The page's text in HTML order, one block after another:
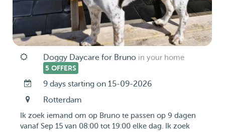
Doggy Daycare for Bruno in your home
5 OFFERS
9 days starting on 15-09-2026
Rotterdam
Ik zoek iemand om op Bruno te passen op 9 dagen
vanaf Sep 15 van 08:00 tot 19:00 elke dag. Ik zoek